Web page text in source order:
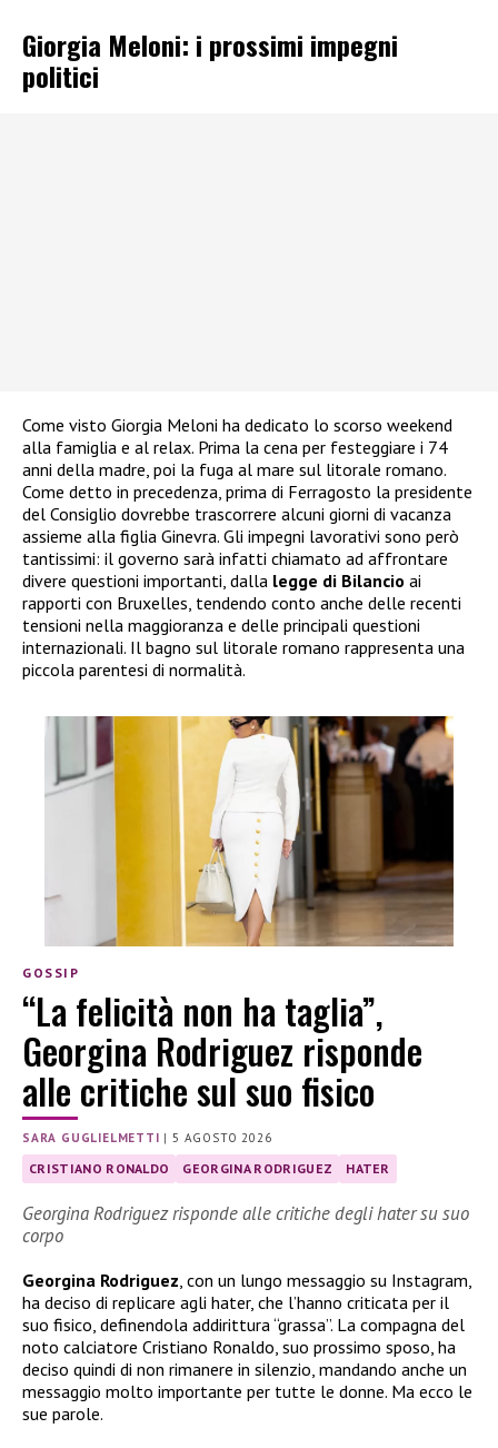
Giorgia Meloni: i prossimi impegni
politici
Come visto Giorgia Meloni ha dedicato lo scorso weekend
alla famiglia e al relax. Prima la cena per festeggiare i 74
anni della madre, poi la fuga al mare sul litorale romano.
Come detto in precedenza, prima di Ferragosto la presidente
del Consiglio dovrebbe trascorrere alcuni giorni di vacanza
assieme alla figlia Ginevra. Gli impegni lavorativi sono però
tantissimi: il governo sarà infatti chiamato ad affrontare
divere questioni importanti, dalla legge di Bilancio ai
rapporti con Bruxelles, tendendo conto anche delle recenti
tensioni nella maggioranza e delle principali questioni
internazionali. Il bagno sul litorale romano rappresenta una
piccola parentesi di normalità.
GOSSIP
“La felicità non ha taglia”,
Georgina Rodriguez risponde
alle critiche sul suo fisico
SARA GUGLIELMETTI |5 AGOSTO 2026
CRISTIANO RONALDO GEORGINA RODRIGUEZ HATER
Georgina Rodriguez risponde alle critiche degli hater su suo
corpo
Georgina Rodriguez, con un lungo messaggio su Instagram,
ha deciso di replicare agli hater, che l’hanno criticata per il
suo fisico, definendola addirittura “grassa”. La compagna del
noto calciatore Cristiano Ronaldo, suo prossimo sposo, ha
deciso quindi di non rimanere in silenzio, mandando anche un
messaggio molto importante per tutte le donne. Ma ecco le
sue parole.